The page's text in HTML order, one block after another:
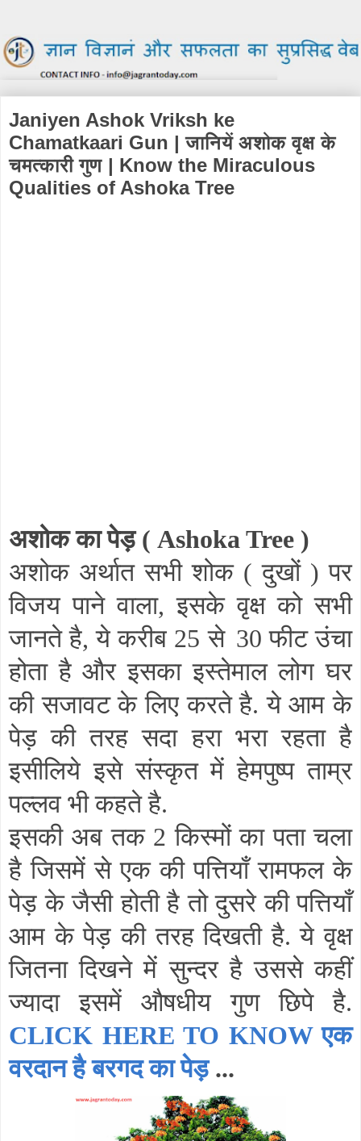
Janiyen Ashok Vriksh ke
Chamatkaari Gun | जानियें अशोक वृक्ष के
चमत्कारी गुण | Know the Miraculous
Qualities of Ashoka Tree
अशोक का पेड़ ( Ashoka Tree )
अशोक अर्थात सभी शोक ( दुखों ) पर
विजय पाने वाला,इसके वृक्ष को सभी
जानते है,ये करीब 25 से 30 फीट उंचा
होता है और इसका इस्तेमाल लोग घर
की सजावट के लिए करते है. ये आम के
पेड़ की तरह सदा हरा भरा रहता है
इसीलिये इसे संस्कृत में हेमपुष्प ताम्र
पल्लव भी कहते है.
इसकी अब तक 2 किस्मों का पता चला
है जिसमें से एक की पत्तियाँ रामफल के
पेड़ के जैसी होती है तो दुसरे की पत्तियाँ
आम के पेड़ की तरह दिखती है. ये वृक्ष
जितना दिखने में सुन्दर है उससे कहीं
ज्यादा इसमें औषधीय गुण छिपे है.
CLICK HERE TO KNOW एक
वरदान है बरगद का पेड़...